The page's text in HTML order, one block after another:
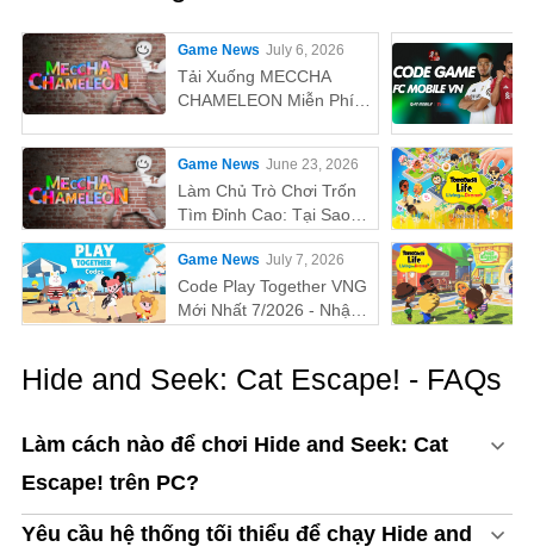
Game News July 6, 2026
Tải Xuống MECCHA
CHAMELEON Miễn Phí
Game News June 23, 2026
Làm Chủ Trò Chơi Trốn
Tìm Đỉnh Cao: Tại Sao
MEmu Là Cách Tốt Nhất
Để Chơi MECCHA
CHAMELEON Trên PC!
Game News July 7, 2026
Code Play Together VNG
Mới Nhất 7/2026 - Nhận
Hide and Seek: Cat Escape! - FAQs
Làm cách nào để chơi Hide and Seek: Cat
Escape! trên PC?
Yêu cầu hệ thống tối thiểu để chạy Hide and